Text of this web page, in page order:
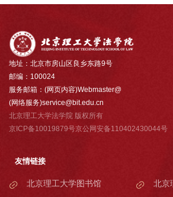
地址：北京市房山区良乡东路9号
邮编：100024
服务邮箱：(网页内容)Webmaster@
(网络服务)service@bit.edu.cn
北京理工大学法学院 版权所有
京ICP备10019879号京公网安备110402430044号
友情链接
北京理工大学图书馆 北京